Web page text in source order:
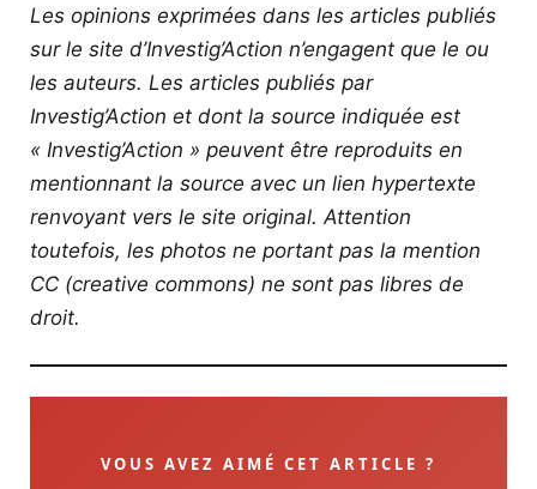
Les opinions exprimées dans les articles publiés
sur le site d’Investig’Action n’engagent que le ou
les auteurs. Les articles publiés par
Investig’Action et dont la source indiquée est
« Investig’Action » peuvent être reproduits en
mentionnant la source avec un lien hypertexte
renvoyant vers le site original. Attention
toutefois, les photos ne portant pas la mention
CC (creative commons) ne sont pas libres de
droit.
VOUS AVEZ AIMÉ CET ARTICLE ?